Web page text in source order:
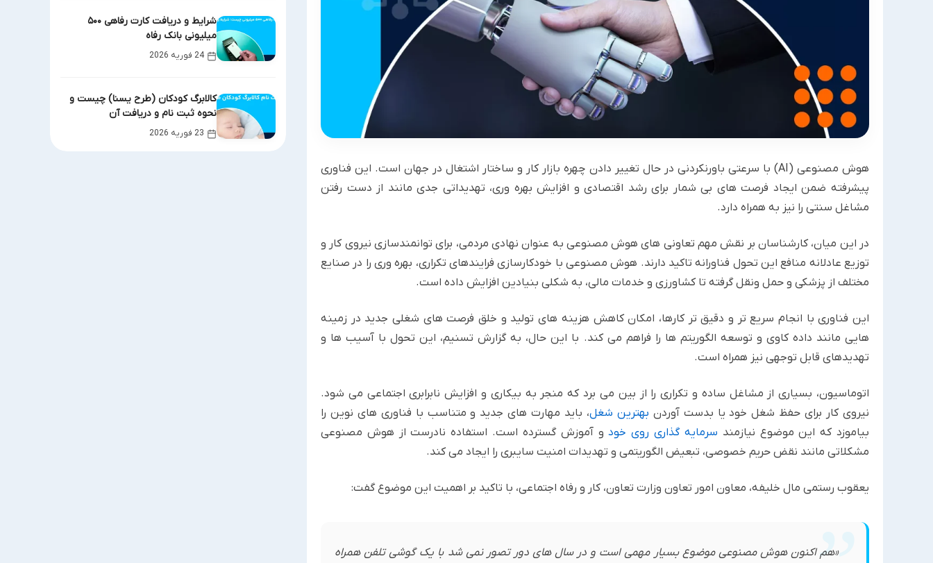
هوش مصنوعی (AI) با سرعتی باورنکردنی در حال تغییر دادن چهره بازار کار و ساختار اشتغال در جهان است. این فناوری
پیشرفته ضمن ایجاد فرصت های بی شمار برای رشد اقتصادی و افزایش بهره وری، تهدیداتی جدی مانند از دست رفتن
مشاغل سنتی را نیز به همراه دارد.
در این میان، کارشناسان بر نقش مهم تعاونی های هوش مصنوعی به عنوان نهادی مردمی، برای توانمندسازی نیروی کار و
توزیع عادلانه منافع این تحول فناورانه تاکید دارند. هوش مصنوعی با خودکارسازی فرایندهای تکراری، بهره وری را در صنایع
مختلف از پزشکی و حمل ونقل گرفته تا کشاورزی و خدمات مالی، به شکلی بنیادین افزایش داده است.
این فناوری با انجام سریع تر و دقیق تر کارها، امکان کاهش هزینه های تولید و خلق فرصت های شغلی جدید در زمینه
هایی مانند داده کاوی و توسعه الگوریتم ها را فراهم می کند. با این حال، به گزارش تسنیم، این تحول با آسیب ها و
تهدیدهای قابل توجهی نیز همراه است.
اتوماسیون، بسیاری از مشاغل ساده و تکراری را از بین می برد که منجر به بیکاری و افزایش نابرابری اجتماعی می شود.
نیروی کار برای حفظ شغل خود یا بدست آوردن بهترین شغل، باید مهارت های جدید و متناسب با فناوری های نوین را
بیاموزد که این موضوع نیازمند سرمایه گذاری روی خودو آموزش گسترده است. استفاده نادرست از هوش مصنوعی
مشکلاتی مانند نقض حریم خصوصی، تبعیض الگوریتمی و تهدیدات امنیت سایبری را ایجاد می کند.
یعقوب رستمی مال خلیفه، معاون امور تعاون وزارت تعاون، کار و رفاه اجتماعی، با تاکید بر اهمیت این موضوع گفت:
«هم اکنون هوش مصنوعی موضوع بسیار مهمی است و در سال های دور تصور نمی شد با یک گوشی تلفن همراه
شرایط و دریافت کارت رفاهی ۵۰۰
میلیونی بانک رفاه
24 فوریه 2026
کالابرگ کودکان (طرح یسنا) چیست و
نحوه ثبت نام و دریافت آن
23 فوریه 2026